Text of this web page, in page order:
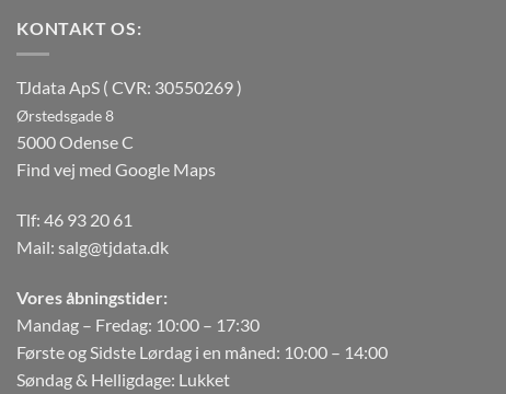
KONTAKT OS:
TJdata ApS ( CVR: 30550269 )
Ørstedsgade 8
5000 Odense C
Find vej med Google Maps
Tlf: 46 93 20 61
Mail: salg@tjdata.dk
Vores åbningstider:
Mandag – Fredag: 10:00 – 17:30
Første og Sidste Lørdag i en måned: 10:00 – 14:00
Søndag & Helligdage: Lukket